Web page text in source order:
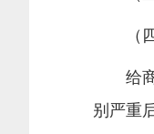
（四
给商
别严重